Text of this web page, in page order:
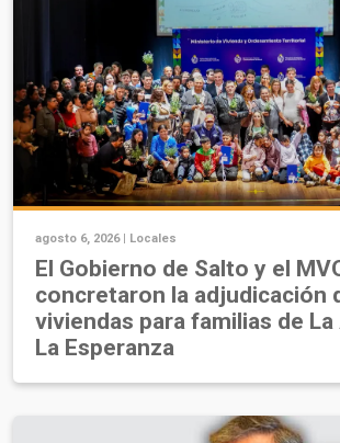
agosto 6, 2026 | Locales
El Gobierno de Salto y el
concretaron la adjudicación
viviendas para familias de La
La Esperanza